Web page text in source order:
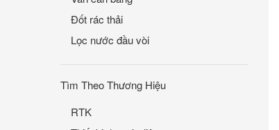
Đốt rác thải
Lọc nước đầu vòi
Tìm Theo Thương Hiệu
RTK